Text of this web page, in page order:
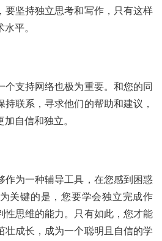
要坚持独立思考和写作，只有这样
平。
个支持网络也极为重要。和您的同
联系，寻求他们的帮助和建议，
自信和独立。
作为一种辅导工具，在您感到困惑
关键的是，您要学会独立完成作
性思维的能力。只有如此，您才能
壮成长，成为一个聪明且自信的学